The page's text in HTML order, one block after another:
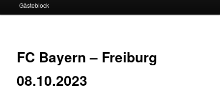
Gästeblock
FC Bayern – Freiburg
08.10.2023